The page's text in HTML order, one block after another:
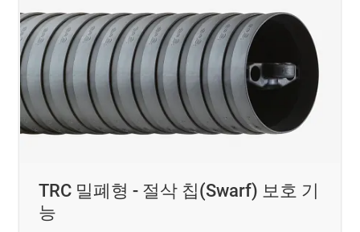
TRC 밀폐형 - 절삭 칩(Swarf) 보호 기
능